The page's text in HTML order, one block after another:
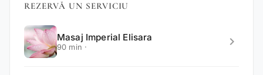
REZERVĂ UN SERVICIU
Masaj Imperial Elisara
90 min · chevron_right